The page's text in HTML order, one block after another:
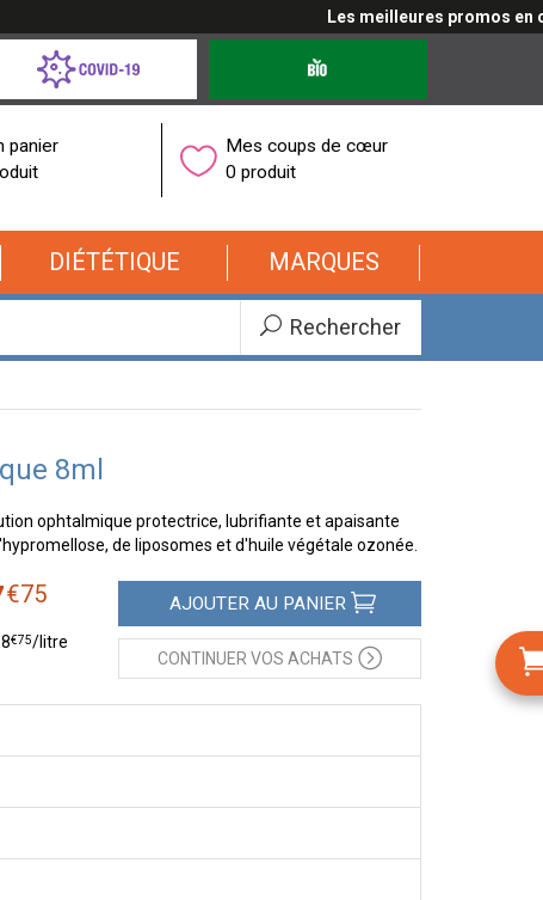
Les meilleures promos en
panier
Mes coups de cœur
0 produit
DIÉTÉTIQUE MARQUES
Rechercher
8ml
ophtalmique protectrice, lubrifiante et apaisante
de liposomes et d'huile végétale ozonée.
€75
€75/litre
AJOUTER AU PANIER
CONTINUER VOS ACHATS